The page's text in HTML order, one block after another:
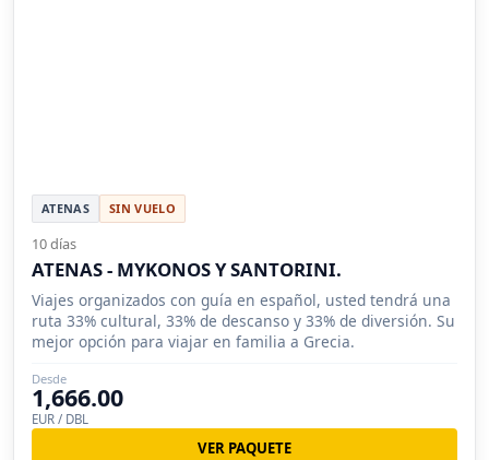
ATENAS SIN VUELO
10 días
ATENAS - MYKONOS Y SANTORINI.
Viajes organizados con guía en español, usted tendrá una
ruta 33% cultural, 33% de descanso y 33% de diversión. Su
mejor opción para viajar en familia a Grecia.
Desde
1,666.00
EUR / DBL
VER PAQUETE